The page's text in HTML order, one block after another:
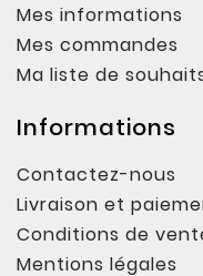
Mes informations
Mes commandes
Ma liste de
Informations
Contactez-nous
Livraison et
Conditions de
Mentions légales